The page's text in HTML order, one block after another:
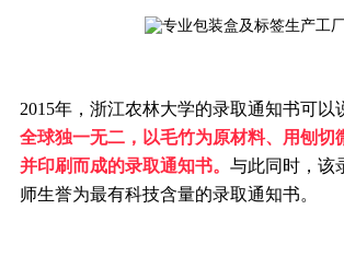
2015年，浙江农林大学的录取通知书可以
全球独一无二，以毛竹为原材料、用刨切
并印刷而成的录取通知书。 与此同时，该
师生誉为最有科技含量的录取通知书。